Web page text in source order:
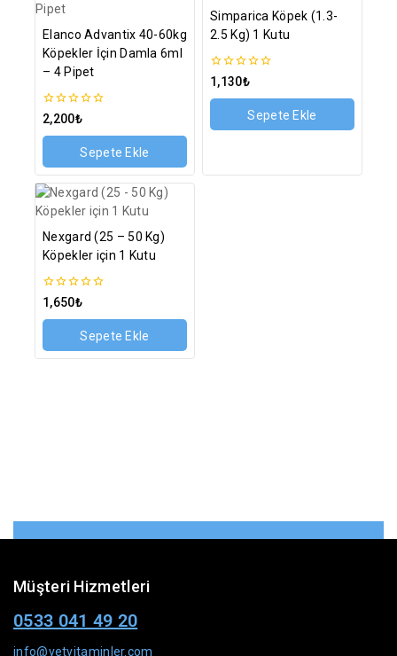
Elanco Advantix 40-60kg
Köpekler İçin Damla 6ml
– 4 Pipet
0
üzerinden
2,200₺
Sepete Ekle
Simparica Köpek (1.3-
2.5 Kg) 1 Kutu
0
üzerinden
1,130₺
Sepete Ekle
Nexgard (25 – 50 Kg)
Köpekler için 1 Kutu
0
üzerinden
1,650₺
Sepete Ekle
Müşteri Hizmetleri
0533 041 49 20
info@vetvitaminler.com